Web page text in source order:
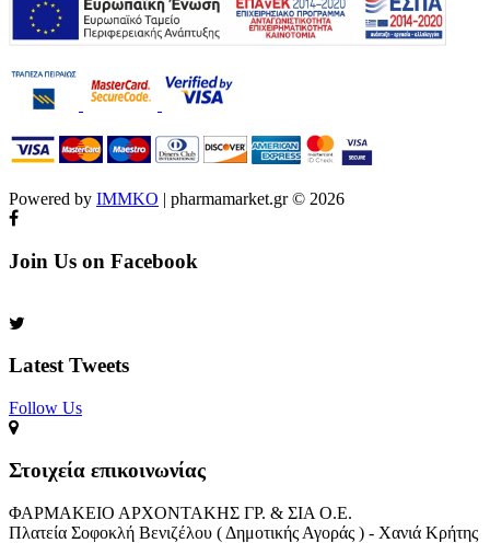
Powered by IMMKO | pharmamarket.gr © 2026
Join Us on Facebook
Latest Tweets
Follow Us​
Στοιχεία επικοινωνίας
ΦΑΡΜΑΚΕΙΟ ΑΡΧΟΝΤΑΚΗΣ ΓΡ. & ΣΙΑ Ο.Ε.
Πλατεία Σοφοκλή Βενιζέλου ( Δημοτικής Αγοράς ) - Χανιά Κρήτης